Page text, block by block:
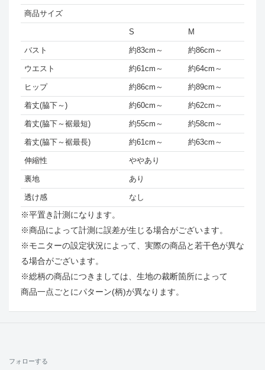
商品サイズ
S M
バスト 約83cm～ 約86cm～
ウエスト 約61cm～ 約64cm～
ヒップ 約86cm～ 約89cm～
着丈(脇下～) 約60cm～ 約62cm～
着丈(脇下～裾最短) 約55cm～ 約58cm～
着丈(脇下～裾最長) 約61cm～ 約63cm～
伸縮性 ややあり
裏地 あり
透け感 なし
※平置き計測になります。
※商品によって計測に誤差が生じる場合がございます。
※モニターの設定状況によって、実際の商品と若干色が異な
る場合がございます。
※総柄の商品につきましては、生地の裁断箇所によって
商品一点ごとにパターン(柄)が異なります。
フォローする